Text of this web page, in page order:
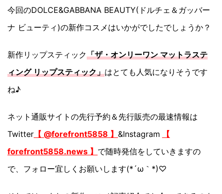
今回のDOLCE&GABBANA BEAUTY(ドルチェ＆ガッバー
ナ ビューティ)の新作コスメはいかがでしたでしょうか？
新作リップスティック「ザ・オンリーワン マットラステ
ィング リップスティック」はとても人気になりそうです
ね♪
ネット通販サイトの先行予約＆先行販売の最速情報は
Twitter 【 @forefront5858 】 &Instagram
【
forefront5858.news 】 で随時発信をしていきますの
で、フォロー宜しくお願いします(*´ω｀*)♡